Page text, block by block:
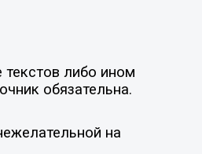
либо ином
обязательна.
на